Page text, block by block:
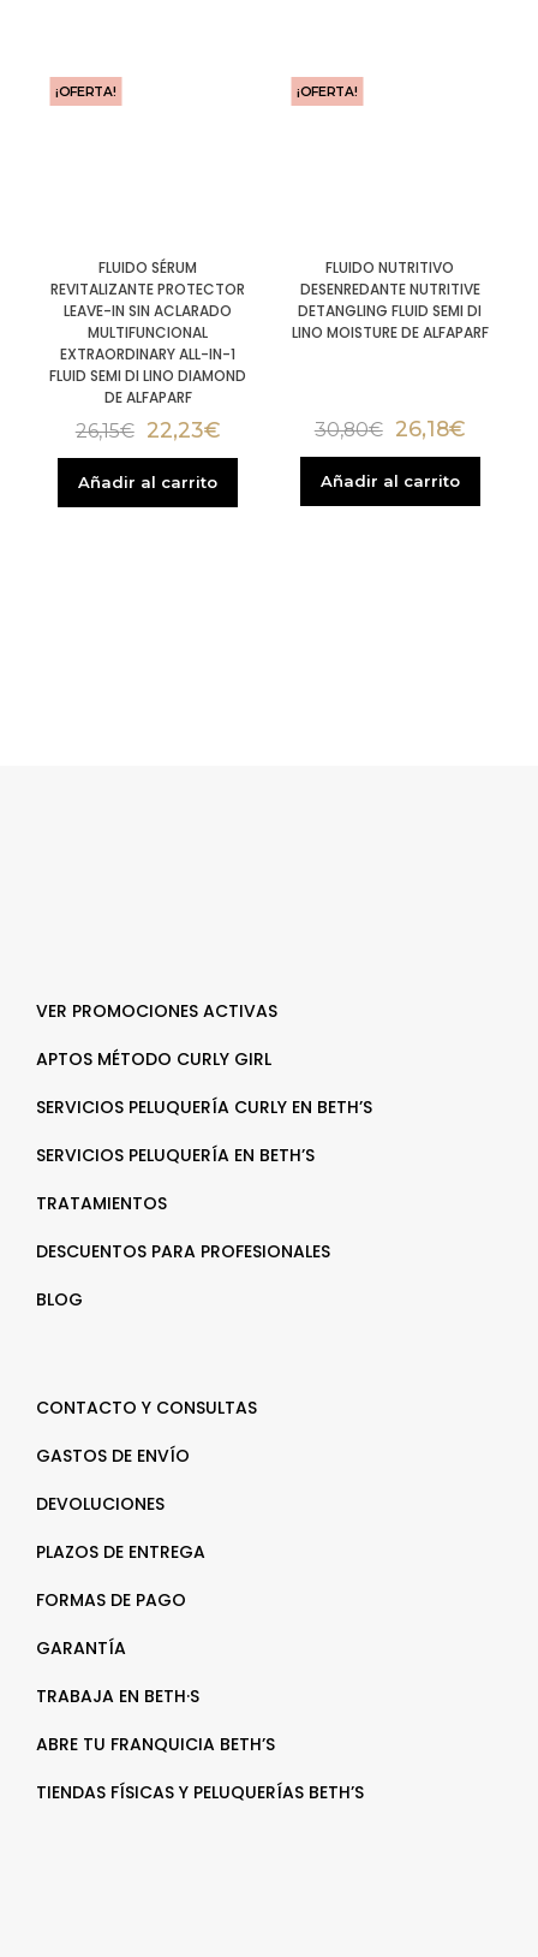
¡OFERTA!
FLUIDO SÉRUM
REVITALIZANTE PROTECTOR
LEAVE-IN SIN ACLARADO
MULTIFUNCIONAL
EXTRAORDINARY ALL-IN-1
FLUID SEMI DI LINO DIAMOND
DE ALFAPARF
26,15€ 22,23€
Añadir al carrito
¡OFERTA!
FLUIDO NUTRITIVO
DESENREDANTE NUTRITIVE
DETANGLING FLUID SEMI DI
LINO MOISTURE DE ALFAPARF
30,80€ 26,18€
Añadir al carrito
VER PROMOCIONES ACTIVAS
APTOS MÉTODO CURLY GIRL
SERVICIOS PELUQUERÍA CURLY EN BETH’S
SERVICIOS PELUQUERÍA EN BETH’S
TRATAMIENTOS
DESCUENTOS PARA PROFESIONALES
BLOG
CONTACTO Y CONSULTAS
GASTOS DE ENVÍO
DEVOLUCIONES
PLAZOS DE ENTREGA
FORMAS DE PAGO
GARANTÍA
TRABAJA EN BETH·S
ABRE TU FRANQUICIA BETH’S
TIENDAS FÍSICAS Y PELUQUERÍAS BETH’S